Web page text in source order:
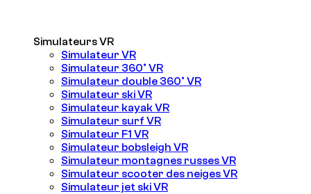
Simulateurs VR
Simulateur VR
Simulateur 360° VR
Simulateur double 360° VR
Simulateur ski VR
Simulateur kayak VR
Simulateur surf VR
Simulateur F1 VR
Simulateur bobsleigh VR
Simulateur montagnes russes VR
Simulateur scooter des neiges VR
Simulateur jet ski VR